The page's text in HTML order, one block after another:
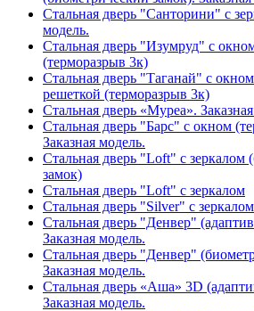
Стальная дверь "Санторини" с
модель.
Стальная дверь "Изумруд" с
(терморазрыв 3к)
Стальная дверь "Таганай" с
решеткой (терморазрыв 3к)
Стальная дверь «Муреа».
Стальная дверь "Барс" с окном
Заказная модель.
Стальная дверь "Loft" с зеркалом
замок)
Стальная дверь "Loft" с зеркалом
Стальная дверь "Silver" с
Стальная дверь "Денвер"
Заказная модель.
Стальная дверь "Денвер"
Заказная модель.
Стальная дверь «Аша» 3D
Заказная модель.